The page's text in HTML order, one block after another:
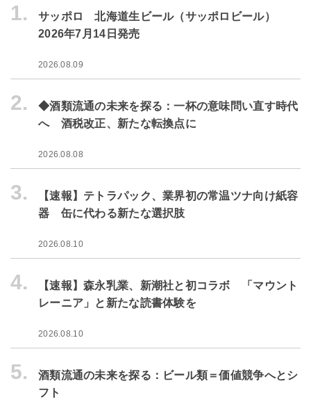
1.
サッポロ 北海道生ビール（サッポロビール）
2026年7月14日発売
2026.08.09
2.
◆酒類流通の未来を探る：一杯の意味問い直す時代
へ 酒税改正、新たな転換点に
2026.08.08
3.
【速報】テトラパック、業界初の常温ツナ向け紙容
器 缶に代わる新たな選択肢
2026.08.10
4.
【速報】森永乳業、新潮社と初コラボ 「マウント
レーニア」と新たな読書体験を
2026.08.10
5.
酒類流通の未来を探る：ビール類＝価値競争へとシ
フト